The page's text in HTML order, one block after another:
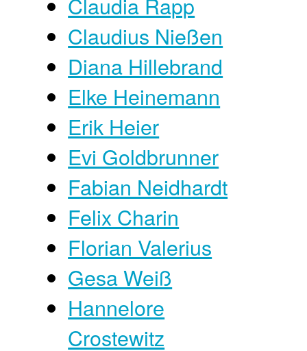
Claudius Nießen
Diana Hillebrand
Elke Heinemann
Erik Heier
Evi Goldbrunner
Fabian Neidhardt
Felix Charin
Florian Valerius
Gesa Weiß
Hannelore
Crostewitz